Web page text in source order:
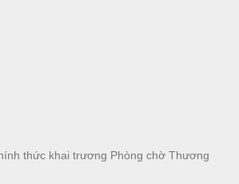
thức khai trương Phòng chờ Thương